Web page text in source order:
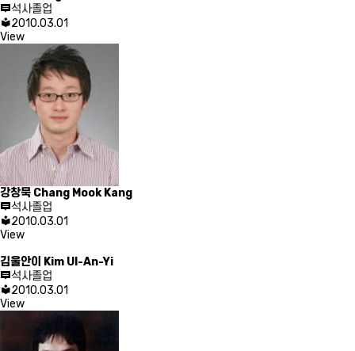
석사졸업
2010.03.01
View
강창묵 Chang Mook Kang
석사졸업
2010.03.01
View
김울안이
Kim Ul-An-Yi
석사졸업
2010.03.01
View